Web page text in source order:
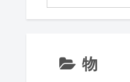
物